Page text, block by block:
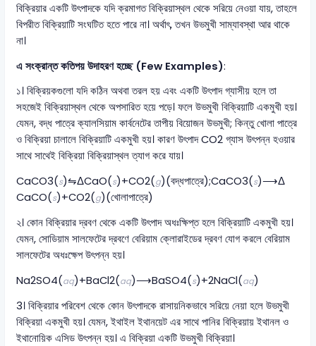
বিক্রিয়ার একটি উৎপাদকে যদি ক্রমাগত বিক্রিয়াস্থল থেকে সরিয়ে নেওয়া যায়, তাহলে
বিপরীত বিক্রিয়াটি সংঘটিত হতে পারে না। অর্থাৎ, তখন উভমুখী সাম্যাবস্থা আর থাকে
না।
এ সংক্রান্ত কতিপয় উদাহরণ হচ্ছে (Few Examples):
১। বিক্রিয়কগুলো যদি কঠিন অথবা তরল হয় এবং একটি উৎপাদ গ্যাসীয় হলে তা
সহজেই বিক্রিয়াস্থল থেকে অপসারিত হয়ে পড়ে। ফলে উভমুখী বিক্রিয়াটি একমুখী হয়।
যেমন, বদ্ধ পাত্রে ক্যালসিয়াম কার্বনেটের তাপীয় বিয়োজন উভমুখী; কিন্তু খোলা পাত্রে
ও বিক্রিয়া চালালে বিক্রিয়াটি একমুখী হয়। কারণ উৎপাদ CO2 গ্যাস উৎপন্ন হওয়ার
সাথে সাথেই বিক্রিয়া বিক্রিয়াস্থল ত্যাগ করে যায়।
CaCO3​(s)⇋Δ​CaO(s)+CO2​(g)(বদ্ধপাত্রে);CaCO3​(s)⟶Δ​
CaCO(s)+CO2​(g)(খোলাপাত্রে)
২। কোন বিক্রিয়ার দ্রবণ থেকে একটি উৎপাদ অধঃক্ষিপ্ত হলে বিক্রিয়াটি একমুখী হয়।
যেমন, সোডিয়াম সালফেটের দ্রবণে বেরিয়াম ক্লোরাইডের দ্রবণ যোগ করলে বেরিয়াম
সালফেটের অধঃক্ষেপ উৎপন্ন হয়।
Na2​SO4​(aq)+BaCl2​(aq)⟶BaSO4​(s)+2NaCl(aq)
3। বিক্রিয়ার পরিবেশ থেকে কোন উৎপাদকে রাসায়নিকভাবে সরিয়ে নেয়া হলে উভমুখী
বিক্রিয়া একমুখী হয়। যেমন, ইথাইল ইথানয়েট এর সাথে পানির বিক্রিয়ায় ইথানল ও
ইথানোয়িক এসিড উৎপন্ন হয়। এ বিক্রিয়া একটি উভমুখী বিক্রিয়া।